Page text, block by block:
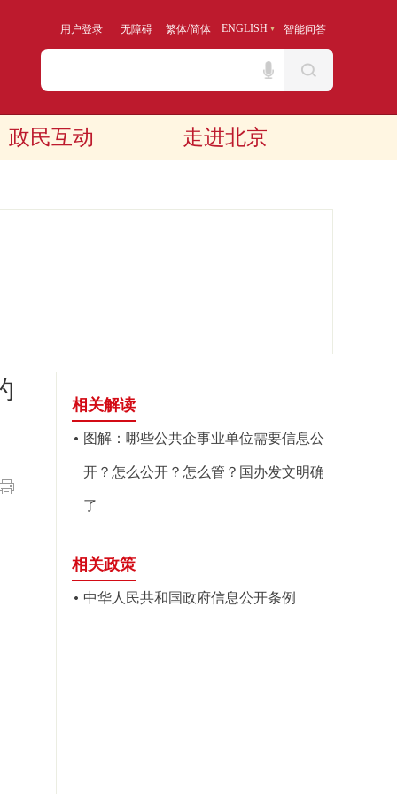
用户登录 无障碍 繁体/简体 ENGLISH 智能问答
政民互动 走进北京
相关解读
图解：哪些公共企事业单位需要信息公
开？怎么公开？怎么管？国办发文明确
了
相关政策
中华人民共和国政府信息公开条例